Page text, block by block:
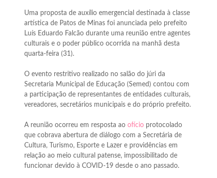
Uma proposta de auxílio emergencial destinada à classe
artística de Patos de Minas foi anunciada pelo prefeito
Luís Eduardo Falcão durante uma reunião entre agentes
culturais e o poder público ocorrida na manhã desta
quarta-feira (31).
O evento restritivo realizado no salão do júri da
Secretaria Municipal de Educação (Semed) contou com
a participação de representantes de entidades culturais,
vereadores, secretários municipais e do próprio prefeito.
A reunião ocorreu em resposta ao ofício protocolado
que cobrava abertura de diálogo com a Secretária de
Cultura, Turismo, Esporte e Lazer e providências em
relação ao meio cultural patense, impossibilitado de
funcionar devido à COVID-19 desde o ano passado.